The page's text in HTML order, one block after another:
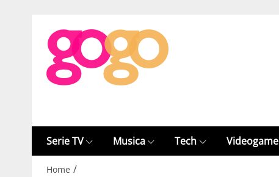
Serie TV Musica Tech Videogame
Home /